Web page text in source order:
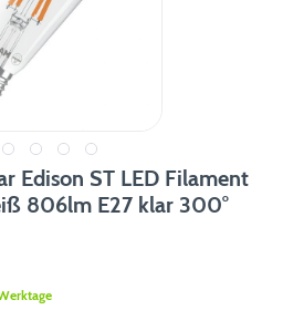
Edison ST LED Filament
806lm E27 klar 300°